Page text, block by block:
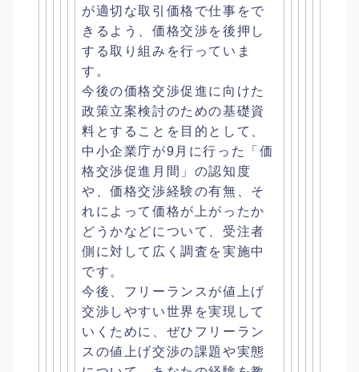
が適切な取引価格で仕事をで
きるよう、 価格交渉を後押し
する取り組みを行っていま
す。
今後の価格交渉促進に向けた
政策立案検討のための基礎資
料とする ことを目的として、
中小企業庁が9月に行った「 価
格交渉促進月間」の認知度
や、価格交渉経験の有無、 そ
れによって価格が上がったか
どうかなどについて、 受注者
側に対して広く調査を実施中
です。
今後、 フリーランスが値上げ
交渉しやすい世界を実現して
いくために、 ぜひフリーラン
スの値上げ交渉の課題や実態